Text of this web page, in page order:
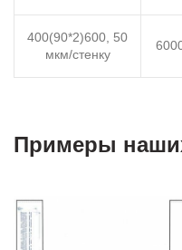
400(90*2)600, 50
мкм/стенку
Примеры